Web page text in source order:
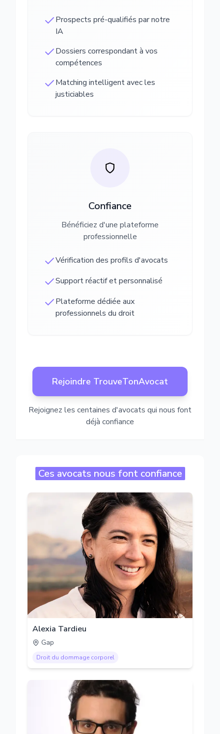
Prospects pré-qualifiés par notre
IA
Dossiers correspondant à vos
compétences
Matching intelligent avec les
justiciables
Confiance
Bénéficiez d'une plateforme
professionnelle
Vérification des profils d'avocats
Support réactif et personnalisé
Plateforme dédiée aux
professionnels du droit
Rejoindre TrouveTonAvocat
Rejoignez les centaines d'avocats qui nous font
déjà confiance
Ces avocats nous font confiance
Alexia Tardieu
Gap
Droit du dommage corporel